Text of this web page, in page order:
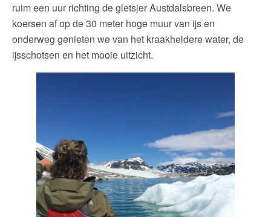
ruim een uur richting de gletsjer Austdalsbreen. We
koersen af op de 30 meter hoge muur van ijs en
onderweg genieten we van het kraakheldere water, de
ijsschotsen en het mooie uitzicht.